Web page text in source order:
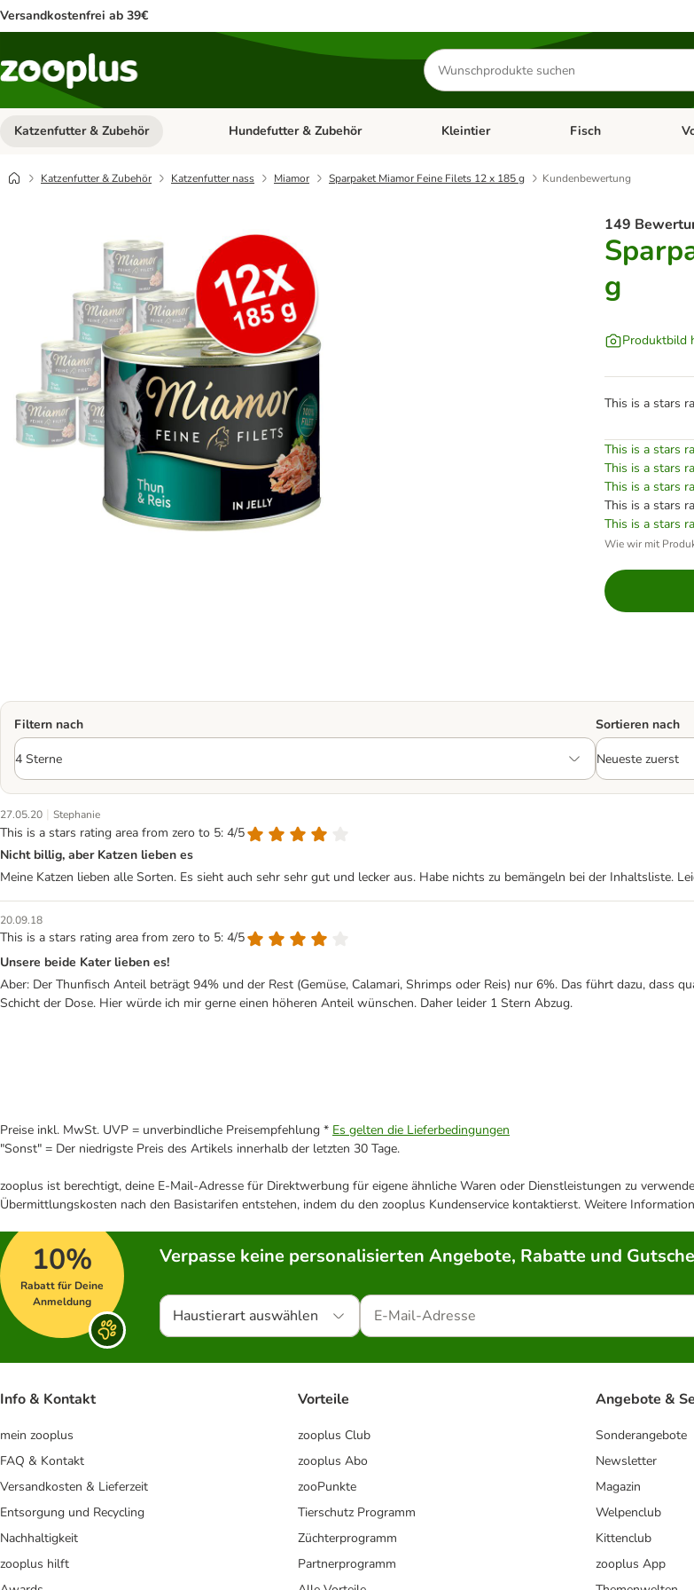
Versandkostenfrei ab 39€
Produkte
suchen
Katzenfutter & Zubehör Kategorie-Menü öffnen: Katzenfutter & Zubehör
Hundefutter & Zubehör Kategorie-Menü öffnen: Hundefutter & Zubehör
Kleintier Kategorie-Menü öffnen:
Fisch
Katzenfutter & Zubehör Katzenfutter nass Miamor Sparpaket Miamor Feine Filets 12 x 185 g Kundenbewertung
149
g
Produktbild
This is a stars
This is a stars
This is a stars
This is a stars
This is a stars
This is a stars
Wie wir mit
Filtern nach Sortieren nach
27.05.20 | Stephanie
This is a stars rating area from zero to 5: 4/5
Nicht billig, aber Katzen lieben es
Meine Katzen lieben alle Sorten. Es sieht auch sehr sehr gut und lecker aus. Habe nichts zu bemängeln bei der Inhaltsliste.
20.09.18
This is a stars rating area from zero to 5: 4/5
Unsere beide Kater lieben es!
Aber: Der Thunfisch Anteil beträgt 94% und der Rest (Gemüse, Calamari, Shrimps oder Reis) nur 6%. Das führt dazu,
Schicht der Dose. Hier würde ich mir gerne einen höheren Anteil wünschen. Daher leider 1 Stern Abzug.
Preise inkl. MwSt. UVP = unverbindliche Preisempfehlung * Es gelten die Lieferbedingungen
"Sonst" = Der niedrigste Preis des Artikels innerhalb der letzten 30 Tage.
zooplus ist berechtigt, deine E-Mail-Adresse für Direktwerbung für eigene ähnliche Waren oder Dienstleistungen zu
Übermittlungskosten nach den Basistarifen entstehen, indem du den zooplus Kundenservice kontaktierst. Weitere
10%
Rabatt für Deine
Anmeldung
Verpasse keine personalisierten Angebote, Rabatte und
Haustierart auswählen
Info & Kontakt
mein zooplus
FAQ & Kontakt
Versandkosten & Lieferzeit
Entsorgung und Recycling
Nachhaltigkeit
zooplus hilft
Vorteile
zooplus Club
zooplus Abo
zooPunkte
Tierschutz Programm
Züchterprogramm
Partnerprogramm
Angebote &
Sonderangebote
Newsletter
Magazin
Welpenclub
Kittenclub
zooplus App